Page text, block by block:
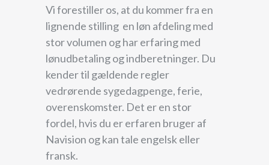
Vi forestiller os, at du kommer fra en
lignende stilling en løn afdeling med
stor volumen og har erfaring med
lønudbetaling og indberetninger. Du
kender til gældende regler
vedrørende sygedagpenge, ferie,
overenskomster. Det er en stor
fordel, hvis du er erfaren bruger af
Navision og kan tale engelsk eller
fransk.